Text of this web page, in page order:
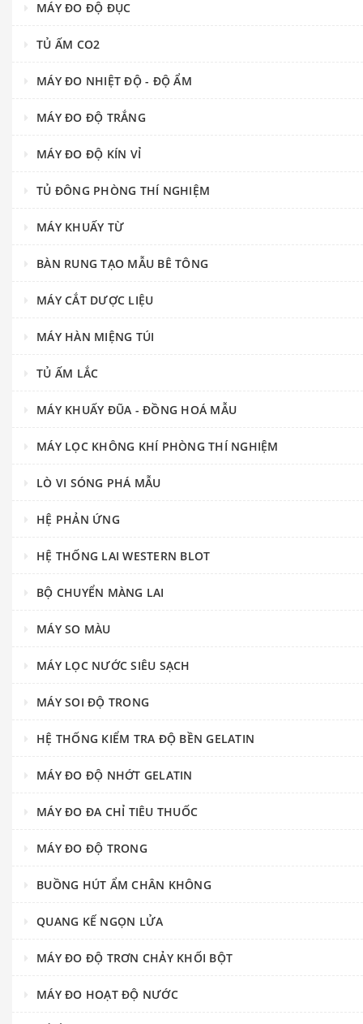
MÁY ĐO ĐỘ ĐỤC
TỦ ẤM CO2
MÁY ĐO NHIỆT ĐỘ - ĐỘ ẨM
MÁY ĐO ĐỘ TRẮNG
MÁY ĐO ĐỘ KÍN VỈ
TỦ ĐÔNG PHÒNG THÍ NGHIỆM
MÁY KHUẤY TỪ
BÀN RUNG TẠO MẪU BÊ TÔNG
MÁY CẮT DƯỢC LIỆU
MÁY HÀN MIỆNG TÚI
TỦ ẤM LẮC
MÁY KHUẤY ĐŨA - ĐỒNG HOÁ MẪU
MÁY LỌC KHÔNG KHÍ PHÒNG THÍ NGHIỆM
LÒ VI SÓNG PHÁ MẪU
HỆ PHẢN ỨNG
HỆ THỐNG LAI WESTERN BLOT
BỘ CHUYỂN MÀNG LAI
MÁY SO MÀU
MÁY LỌC NƯỚC SIÊU SẠCH
MÁY SOI ĐỘ TRONG
HỆ THỐNG KIỂM TRA ĐỘ BỀN GELATIN
MÁY ĐO ĐỘ NHỚT GELATIN
MÁY ĐO ĐA CHỈ TIÊU THUỐC
MÁY ĐO ĐỘ TRONG
BUỒNG HÚT ẨM CHÂN KHÔNG
QUANG KẾ NGỌN LỬA
MÁY ĐO ĐỘ TRƠN CHẢY KHỐI BỘT
MÁY ĐO HOẠT ĐỘ NƯỚC